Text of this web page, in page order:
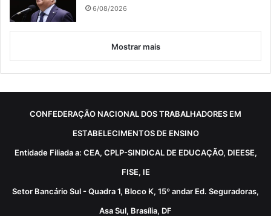
6/08/2026
Mostrar mais
CONFEDERAÇÃO NACIONAL DOS TRABALHADORES EM
ESTABELECIMENTOS DE ENSINO
Entidade Filiada a: CEA, CPLP-SINDICAL DE EDUCAÇÃO, DIEESE,
FISE, IE
Setor Bancário Sul - Quadra 1, Bloco K, 15º andar Ed. Seguradoras,
Asa Sul, Brasília, DF